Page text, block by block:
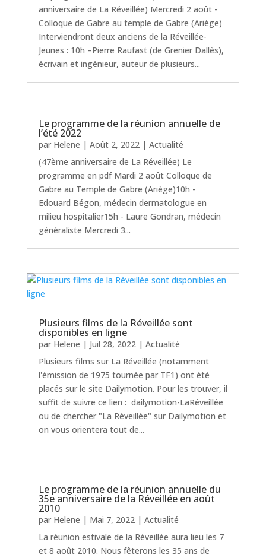
anniversaire de La Réveillée) Mercredi 2 août -
Colloque de Gabre au temple de Gabre (Ariège)
Interviendront deux anciens de la Réveillée-
Jeunes : 10h –Pierre Raufast (de Grenier Dallès),
écrivain et ingénieur, auteur de plusieurs...
Le programme de la réunion annuelle de
l’été 2022
par Helene | Août 2, 2022| Actualité
(47ème anniversaire de La Réveillée) Le
programme en pdf Mardi 2 août Colloque de
Gabre au Temple de Gabre (Ariège)10h -
Edouard Bégon, médecin dermatologue en
milieu hospitalier15h - Laure Gondran, médecin
généraliste Mercredi 3...
Plusieurs films de la Réveillée sont
disponibles en ligne
par Helene | Juil 28, 2022| Actualité
Plusieurs films sur La Réveillée (notamment
l'émission de 1975 tournée par TF1) ont été
placés sur le site Dailymotion. Pour les trouver, il
suffit de suivre ce lien : dailymotion-LaRéveillée
ou de chercher "La Réveillée" sur Dailymotion et
on vous orientera tout de...
Le programme de la réunion annuelle du
35e anniversaire de la Réveillée en août
2010
par Helene | Mai 7, 2022| Actualité
La réunion estivale de la Réveillée aura lieu les 7
et 8 août 2010. Nous fêterons les 35 ans de